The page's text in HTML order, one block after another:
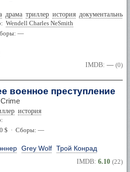
драма триллер история документальный
Wendell Charles NeSmith
—
IMDB: — (0)
военное преступление
история
$ · Сборы: —
Grey Wolf Трой Конрад
IMDB: 6.10 (22)